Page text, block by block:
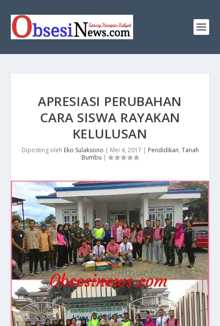
APRESIASI PERUBAHAN
CARA SISWA RAYAKAN
KELULUSAN
Diposting oleh Eko Sulaksono | Mei 4, 2017 | Pendidikan, Tanah
Bumbu |